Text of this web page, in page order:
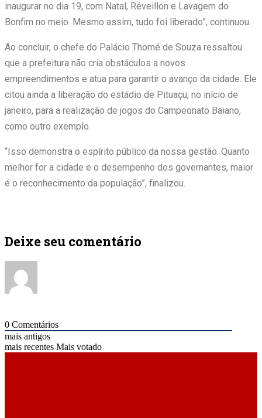
inaugurar no dia 19, com Natal, Réveillon e Lavagem do
Bonfim no meio. Mesmo assim, tudo foi liberado”, continuou.
Ao concluir, o chefe do Palácio Thomé de Souza ressaltou
que a prefeitura não cria obstáculos a novos
empreendimentos e atua para garantir o avanço da cidade. Ele
citou ainda a liberação do estádio de Pituaçu, no início de
janeiro, para a realização de jogos do Campeonato Baiano,
como outro exemplo.
“Isso demonstra o espírito público da nossa gestão. Quanto
melhor for a cidade e o desempenho dos governantes, maior
é o reconhecimento da população”, finalizou.
Deixe seu comentário
0 Comentários
mais antigos
mais recentes Mais votado